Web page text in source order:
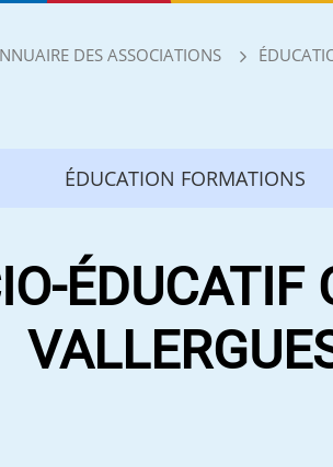
DES ASSOCIATIONS
ÉDUCATION FORMATIONS
ÉDUCATIF